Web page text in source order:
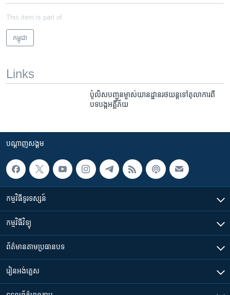
This item is part of
កម្ពុជា
Links
ប៉ូលិស​​បញ្ជូន​ម្ចាស់​យានដ្ឋាន​​រថយន្ត​ទៅ​តុលាការ​ពី​
បទ​បង្ក​អគ្គីភ័យ
បណ្តាញ​សង្គម
កម្មវិធី​ទូរទស្សន៍
កម្មវិធី​វិទ្យុ
ព័ត៌មាន​តាមប្រធានបទ​
រៀន​​អង់គ្លេស